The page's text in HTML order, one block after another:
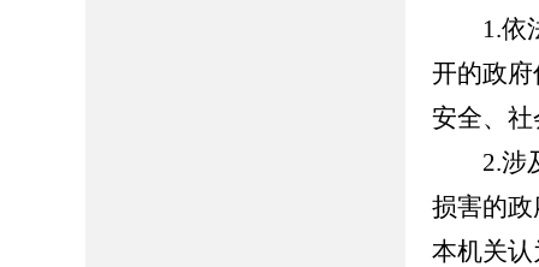
1.依法
开的政
安全、
2.涉及
损害的
本机关